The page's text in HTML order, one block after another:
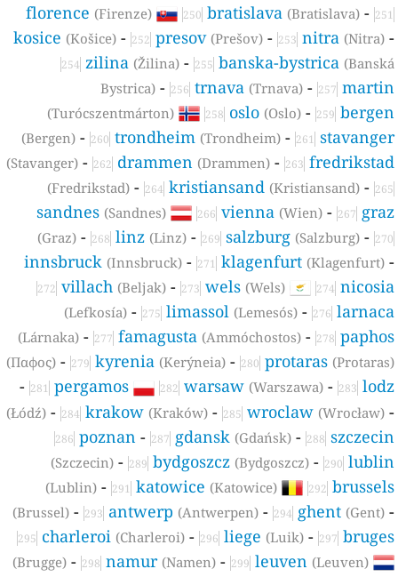
florence(Firenze) 250 bratislava(Bratislava) -251
kosice(Košice) -252 presov(Prešov) -253 nitra(Nitra) -
254 zilina(Žilina) -255 banska-bystrica(Banská
Bystrica) -256 trnava(Trnava) -257 martin
(Turócszentmárton) 258 oslo(Oslo) -259 bergen
(Bergen) -260 trondheim(Trondheim) -261 stavanger
(Stavanger) -262 drammen(Drammen) -263 fredrikstad
(Fredrikstad) -264 kristiansand(Kristiansand) -265
sandnes(Sandnes) 266 vienna(Wien) -267 graz
(Graz) -268 linz(Linz) -269 salzburg(Salzburg) -270
innsbruck(Innsbruck) -271 klagenfurt(Klagenfurt) -
272 villach(Beljak) -273 wels(Wels) 274 nicosia
(Lefkosía) -275 limassol(Lemesós) -276 larnaca
(Lárnaka) -277 famagusta(Ammóchostos) -278 paphos
(Παφος) -279 kyrenia(Kerýneia) -280 protaras(Protaras)
-281 pergamos 282 warsaw(Warszawa) -283 lodz
(Łódź) -284 krakow(Kraków) -285 wroclaw(Wrocław) -
286 poznan -287 gdansk(Gdańsk) -288 szczecin
(Szczecin) -289 bydgoszcz(Bydgoszcz) -290 lublin
(Lublin) -291 katowice(Katowice) 292 brussels
(Brussel) -293 antwerp(Antwerpen) -294 ghent(Gent) -
295 charleroi(Charleroi) -296 liege(Luik) -297 bruges
(Brugge) -298 namur(Namen) -299 leuven(Leuven)